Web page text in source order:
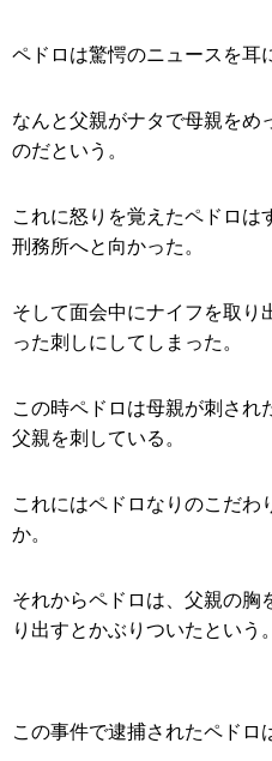
ペドロは驚愕のニュースを耳
なんと父親がナタで母親をめ
のだという。
これに怒りを覚えたペドロは
刑務所へと向かった。
そして面会中にナイフを取り
った刺しにしてしまった。
この時ペドロは母親が刺され
父親を刺している。
これにはペドロなりのこだわ
か。
それからペドロは、父親の胸
り出すとかぶりついたという。
この事件で逮捕されたペドロ